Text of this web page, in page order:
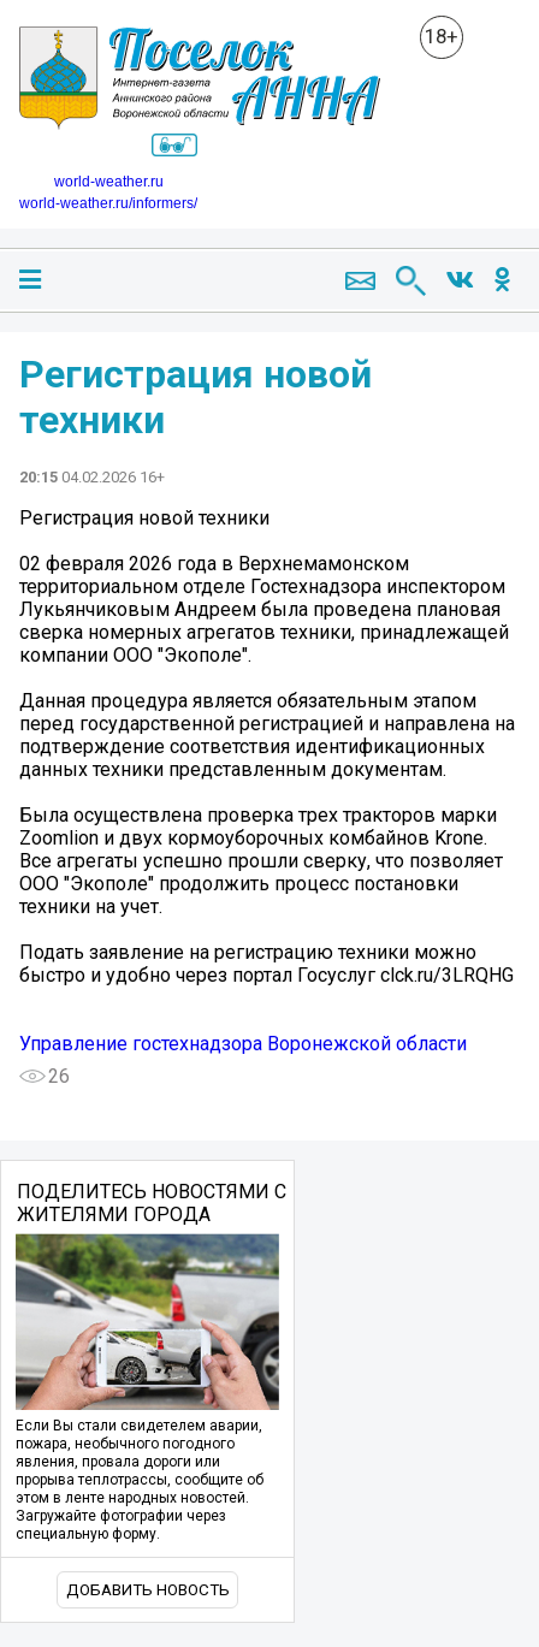
18+
world-weather.ru
world-weather.ru/informers/
Регистрация новой
техники
20:15 04.02.2026 16+
Регистрация новой техники
02 февраля 2026 года в Верхнемамонском
территориальном отделе Гостехнадзора инспектором
Лукьянчиковым Андреем была проведена плановая
сверка номерных агрегатов техники, принадлежащей
компании ООО "Экополе".
Данная процедура является обязательным этапом
перед государственной регистрацией и направлена на
подтверждение соответствия идентификационных
данных техники представленным документам.
Была осуществлена проверка трех тракторов марки
Zoomlion и двух кормоуборочных комбайнов Krone.
Все агрегаты успешно прошли сверку, что позволяет
ООО "Экополе" продолжить процесс постановки
техники на учет.
Подать заявление на регистрацию техники можно
быстро и удобно через портал Госуслуг clck.ru/3LRQHG
Управление гостехнадзора Воронежской области
26
ПОДЕЛИТЕСЬ НОВОСТЯМИ С
ЖИТЕЛЯМИ ГОРОДА
Если Вы стали свидетелем аварии,
пожара, необычного погодного
явления, провала дороги или
прорыва теплотрассы, сообщите об
этом в ленте народных новостей.
Загружайте фотографии через
специальную форму.
ДОБАВИТЬ НОВОСТЬ